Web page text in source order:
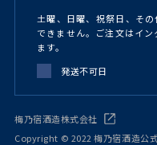
土曜、日曜、祝祭日、そ
できません。ご注文はイ
ます。
発送不可日
梅乃宿酒造株式会社
Copyright © 2022 梅乃宿酒造公